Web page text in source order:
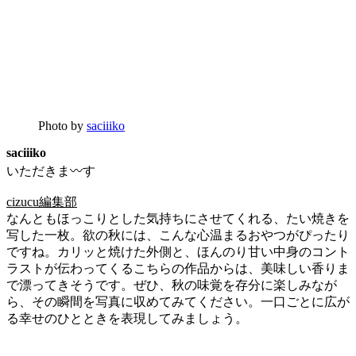
Photo by saciiiko
saciiiko
いただきま〰︎す
cizucu編集部
なんともほっこりとした気持ちにさせてくれる、たい焼きを
写した一枚。欲の秋には、こんな心温まるおやつがぴったり
ですね。カリッと焼けた外側と、ほんのり甘い中身のコント
ラストが伝わってくるこちらの作品からは、美味しい香りま
で漂ってきそうです。ぜひ、秋の味覚を存分に楽しみなが
ら、その瞬間を写真に収めてみてください。一口ごとに広が
る幸せのひとときを表現してみましょう。